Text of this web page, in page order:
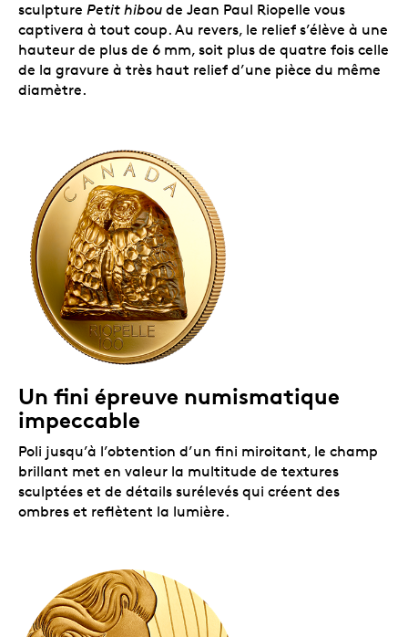
sculpture Petit hibou de Jean Paul Riopelle vous
captivera à tout coup. Au revers, le relief s’élève à une
hauteur de plus de 6 mm, soit plus de quatre fois celle
de la gravure à très haut relief d’une pièce du même
diamètre.
Un fini épreuve numismatique
impeccable
Poli jusqu’à l’obtention d’un fini miroitant, le champ
brillant met en valeur la multitude de textures
sculptées et de détails surélevés qui créent des
ombres et reflètent la lumière.